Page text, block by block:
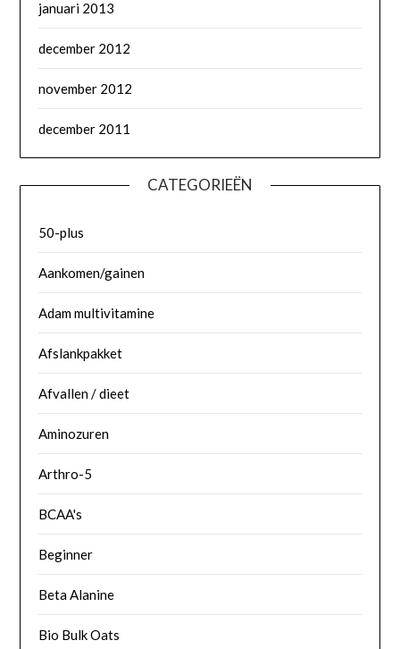
januari 2013
december 2012
november 2012
december 2011
CATEGORIEËN
50-plus
Aankomen/gainen
Adam multivitamine
Afslankpakket
Afvallen / dieet
Aminozuren
Arthro-5
BCAA's
Beginner
Beta Alanine
Bio Bulk Oats